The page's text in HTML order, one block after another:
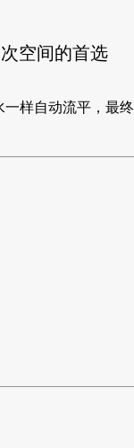
空间的首选
样自动流平，最